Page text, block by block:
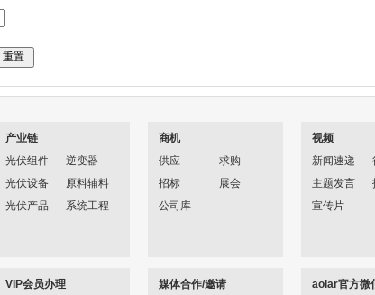
产业链
光伏组件
逆变器
光伏设备
原料辅料
光伏产品
系统工程
商机
供应
求购
招标
展会
公司库
视频
新闻速递
主题发言
宣传片
VIP会员办理
媒体合作/邀请
aolar官方微